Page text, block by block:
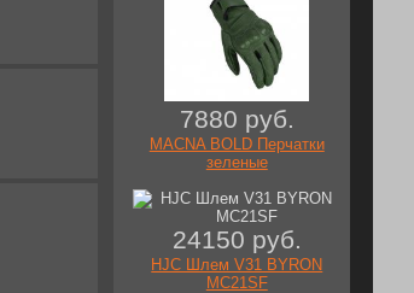
7880 руб.
MACNA BOLD Перчатки
зеленые
24150 руб.
HJC Шлем V31 BYRON
MC21SF